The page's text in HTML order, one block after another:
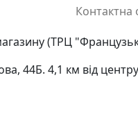
Контактна
(ТРЦ
44Б. 4,1 км від